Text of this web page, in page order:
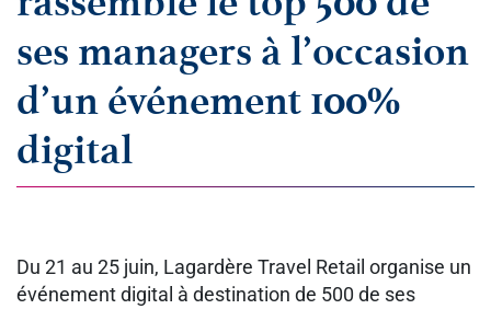
ses managers à l’occasion
d’un événement 100%
digital
Du 21 au 25 juin, Lagardère Travel Retail organise un
événement digital à destination de 500 de ses